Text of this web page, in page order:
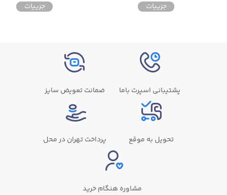
جزییات جزییات
پشتیبانی اسپرت باما ضمانت تعویض سایز
تحویل به موقع پرداخت تهران در محل
مشاوره هنگام خرید